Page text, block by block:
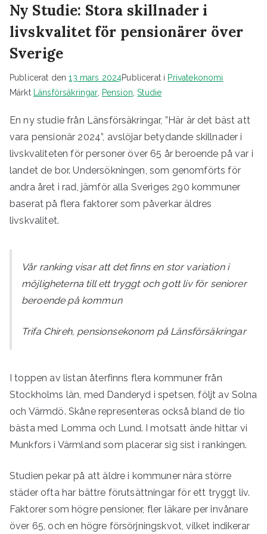
Ny Studie: Stora skillnader i
livskvalitet för pensionärer över
Sverige
Publicerat den13 mars 2024Publicerat i Privatekonomi
Märkt Länsförsäkringar, Pension,Studie
En ny studie från Länsförsäkringar, ”Här är det bäst att
vara pensionär 2024”, avslöjar betydande skillnader i
livskvaliteten för personer över 65 år beroende på var i
landet de bor. Undersökningen, som genomförts för
andra året i rad, jämför alla Sveriges 290 kommuner
baserat på flera faktorer som påverkar äldres
livskvalitet.
Vår ranking visar att det finns en stor variation i
möjligheterna till ett tryggt och gott liv för seniorer
beroende på kommun
Trifa Chireh, pensionsekonom på Länsförsäkringar
I toppen av listan återfinns flera kommuner från
Stockholms län, med Danderyd i spetsen, följt av Solna
och Värmdö. Skåne representeras också bland de tio
bästa med Lomma och Lund. I motsatt ände hittar vi
Munkfors i Värmland som placerar sig sist i rankingen.
Studien pekar på att äldre i kommuner nära större
städer ofta har bättre förutsättningar för ett tryggt liv.
Faktorer som högre pensioner, fler läkare per invånare
över 65, och en högre försörjningskvot, vilket indikerar